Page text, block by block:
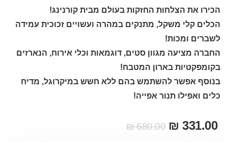
הכירו את הצלחות החזקות בעולם מבית קורנינג!
הכלים קלי משקל, מתנקים במהרה ועשויים זכוכית עמידה
לשברים ומכות!
החברה מציעה מגוון סטים, דוגמאות וכלי אירוח, הנארזים
בקומפקטיות בארון המטבח!
בנוסף אפשר להשתמש בהם ללא חשש במיקרוגל, מדיח
כלים ואפילו תנור אפייה!
₪680.00 ₪ 331.00